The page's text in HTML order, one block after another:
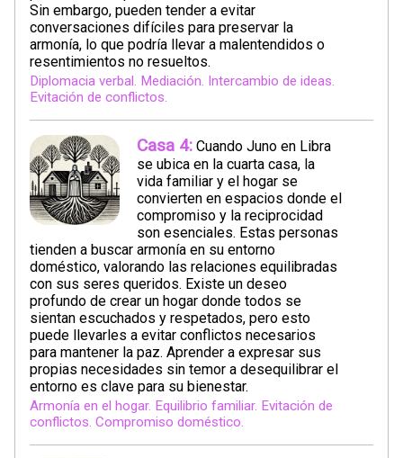
Sin embargo, pueden tender a evitar
conversaciones difíciles para preservar la
armonía, lo que podría llevar a malentendidos o
resentimientos no resueltos.
Diplomacia verbal. Mediación. Intercambio de ideas.
Evitación de conflictos.
Casa 4: Cuando Juno en Libra
se ubica en la cuarta casa, la
vida familiar y el hogar se
convierten en espacios donde el
compromiso y la reciprocidad
son esenciales. Estas personas
tienden a buscar armonía en su entorno
doméstico, valorando las relaciones equilibradas
con sus seres queridos. Existe un deseo
profundo de crear un hogar donde todos se
sientan escuchados y respetados, pero esto
puede llevarles a evitar conflictos necesarios
para mantener la paz. Aprender a expresar sus
propias necesidades sin temor a desequilibrar el
entorno es clave para su bienestar.
Armonía en el hogar. Equilibrio familiar. Evitación de
conflictos. Compromiso doméstico.